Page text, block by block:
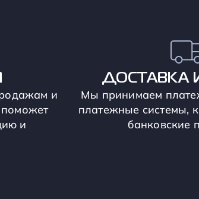
и
поможет
и
ДОСТАВКА
Мы принимаем
платежные системы,
банковские